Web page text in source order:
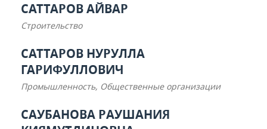
САТТАРОВ АЙВАР
Строительство
САТТАРОВ НУРУЛЛА
ГАРИФУЛЛОВИЧ
Промышленность, Общественные организации
САУБАНОВА РАУШАНИЯ